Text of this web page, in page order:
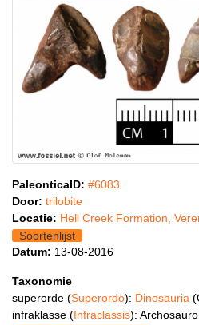
PaleonticaID: #6083
Door: trilobite
Locatie: Hell Creek Formation,
Soortenlijst
Datum: 13-08-2016
Taxonomie
superorde (Superordo): Dinosauria
infraklasse (Infraclassis):